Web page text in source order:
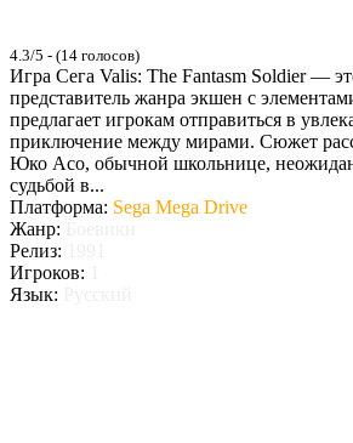
4.3/5 - (14 голосов)
Игра Сега Valis: The Fantasm Soldier —
представитель жанра экшен с
предлагает игрокам отправиться в
приключение между мирами. Сюжет
Юко Асо, обычной школьнице,
судьбой в...
Платформа: Sega Mega Drive
Жанр:
Релиз:
Игроков:
Язык: